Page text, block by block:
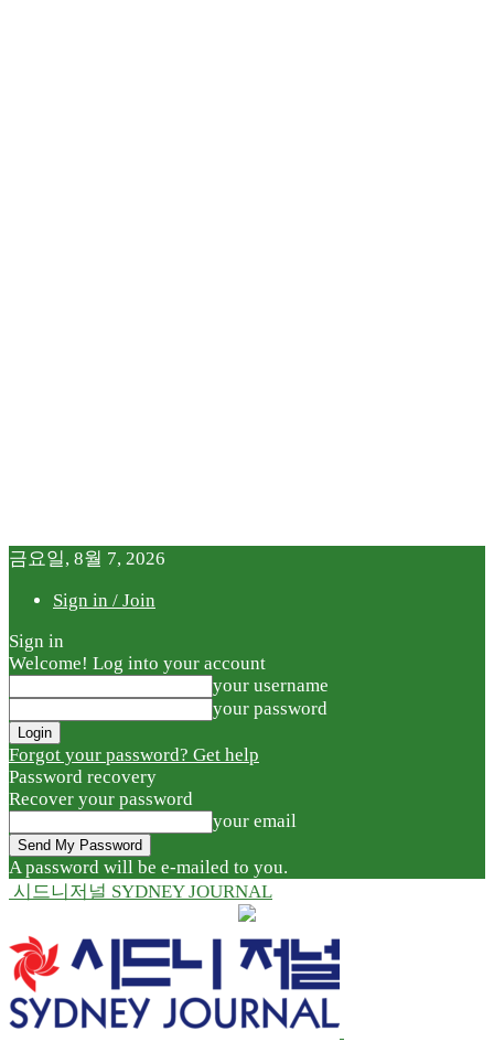
금요일, 8월 7, 2026
Sign in / Join
Sign in
Welcome! Log into your account
your username
your password
Forgot your password? Get help
Password recovery
Recover your password
your email
A password will be e-mailed to you.
시드니저널 SYDNEY JOURNAL